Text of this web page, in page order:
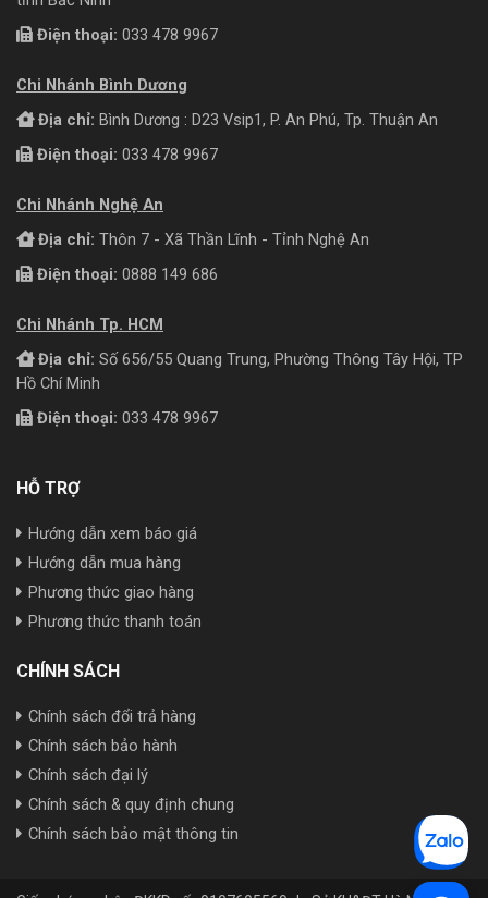
Điện thoại: 033 478 9967
Chi Nhánh Bình Dương
Địa chỉ: Bình Dương : D23 Vsip1, P. An Phú, Tp. Thuận An
Điện thoại: 033 478 9967
Chi Nhánh Nghệ An
Địa chỉ: Thôn 7 - Xã Thần Lĩnh - Tỉnh Nghệ An
Điện thoại: 0888 149 686
Chi Nhánh Tp. HCM
Địa chỉ: Số 656/55 Quang Trung, Phường Thông Tây Hội, TP
Hồ Chí Minh
Điện thoại: 033 478 9967
HỖ TRỢ
Hướng dẫn xem báo giá
Hướng dẫn mua hàng
Phương thức giao hàng
Phương thức thanh toán
CHÍNH SÁCH
Chính sách đổi trả hàng
Chính sách bảo hành
Chính sách đại lý
Chính sách & quy định chung
Chính sách bảo mật thông tin